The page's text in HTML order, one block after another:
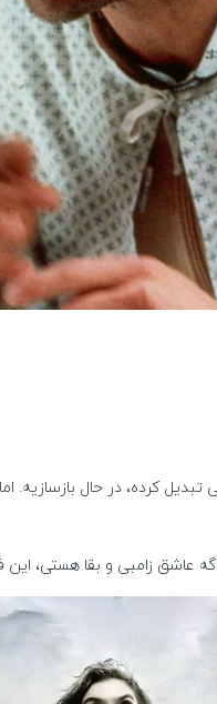
عاشق زامبی و بقا هستی، این